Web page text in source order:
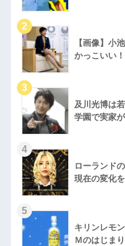
【画像】小
かっこいい
及川光博は
学園で実家
ローランド
現在の変化
キリンレモ
Ｍのはじま